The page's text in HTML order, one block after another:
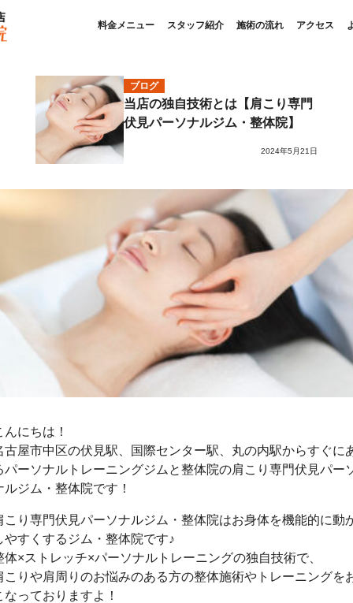
料金メニュー スタッフ紹介 施術の流れ アクセス
ブログ
当店の独自技術とは【肩こり専門
伏見パーソナルジム・整体院】
2024年5月21日
んにちは！
古屋市中区の伏見駅、国際センター駅、丸の内駅からすぐに
パーソナルトレーニングジムと整体院の肩こり専門伏見パー
ルジム・整体院です！
こり専門伏見パーソナルジム・整体院はお身体を機能的に動
やすくするジム・整体院です♪
体×ストレッチ×パーソナルトレーニングの独自技術で、
こりや肩周りのお悩みのある方の整体施術やトレーニングを
なっておりますよ！